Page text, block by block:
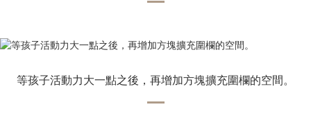
等孩子活動力大一點之後，再增加方塊擴充圍欄的空間。